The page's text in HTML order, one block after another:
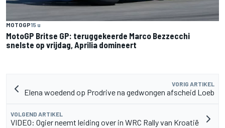
MOTOGP15 u
MotoGP Britse GP: teruggekeerde Marco Bezzecchi
snelste op vrijdag, Aprilia domineert
VORIG ARTIKEL
Elena woedend op Prodrive na gedwongen afscheid Loeb
VOLGEND ARTIKEL
VIDEO: Ogier neemt leiding over in WRC Rally van Kroatië